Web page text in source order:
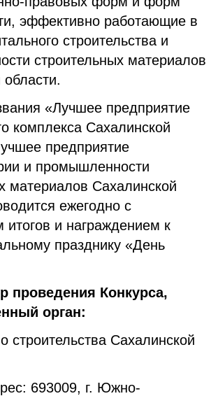
эффективно работающие в
строительства и
строительных материалов
«Лучшее предприятие
комплекса Сахалинской
предприятие
и промышленности
материалов Сахалинской
ежегодно с
итогов и награждением к
празднику «День
проведения Конкурса,
орган:
строительства Сахалинской
693009, г. Южно-